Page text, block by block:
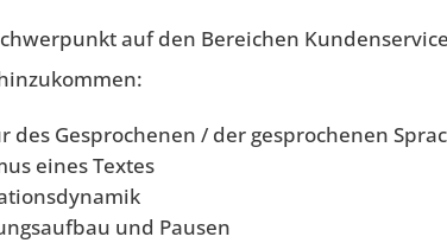
auf den Bereichen
des Gesprochenen / der gesprochenen
eines Textes
und Pausen